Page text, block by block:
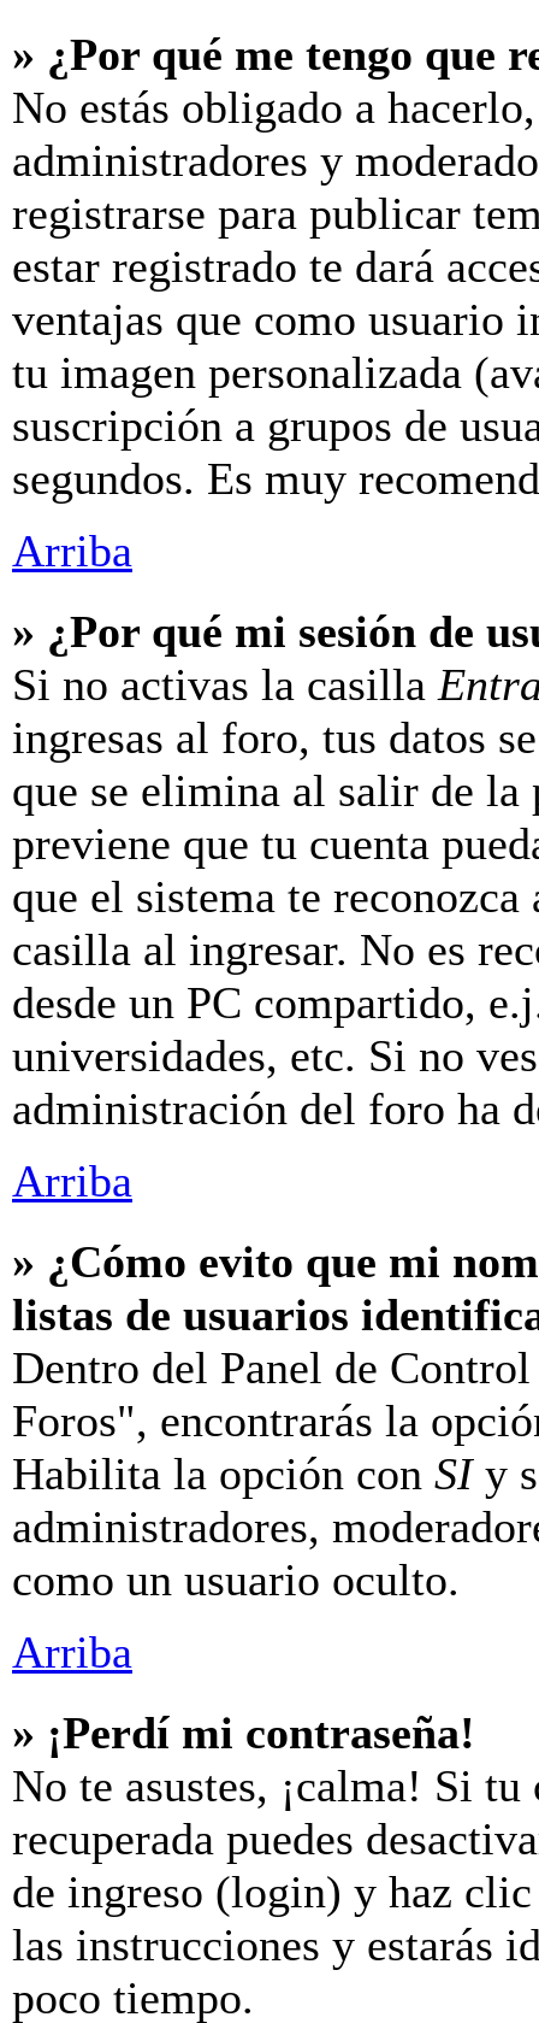
» ¿Por qué me tengo que
No estás obligado a
administradores y
registrarse para publicar
estar registrado te dará
ventajas que como usuario
tu imagen personalizada
suscripción a grupos de
segundos. Es muy
Arriba
» ¿Por qué mi sesión de
Si no activas la casilla
ingresas al foro, tus datos
que se elimina al salir de
previene que tu cuenta
que el sistema te
casilla al ingresar. No es
desde un PC compartido,
universidades, etc. Si no
administración del foro ha
Arriba
» ¿Cómo evito que mi
listas de usuarios
Dentro del Panel de
Foros", encontrarás la
Habilita la opción con SIy
administradores,
como un usuario oculto.
Arriba
» ¡Perdí mi contraseña!
No te asustes, ¡calma! Si tu
recuperada puedes
de ingreso (login) y haz
las instrucciones y estarás
poco tiempo.